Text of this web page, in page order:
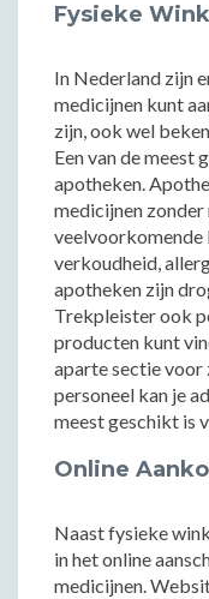
Fysieke
In Nederland zijn
medicijnen kunt
zijn, ook wel
Een van de
apotheken.
medicijnen
veelvoorkomende
verkoudheid,
apotheken zijn
Trekpleister ook
producten kunt
aparte sectie voor
personeel kan je
meest geschikt is
Online
Naast fysieke
in het online
medicijnen.